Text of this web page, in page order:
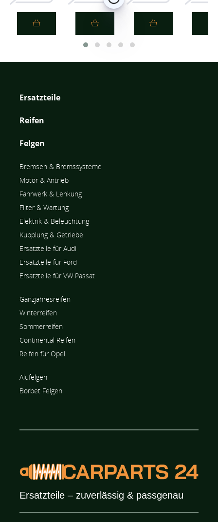
Bosch Kraftstofffilter F026402005Bosch Kraftstofffilter F026403766
Bosch KraftstofffilterBosch
Ersatzteile
Reifen
Felgen
Bremsen & Bremssysteme
Motor & Antrieb
Fahrwerk & Lenkung
Filter & Wartung
Elektrik & Beleuchtung
Kupplung & Getriebe
Ersatzteile für Audi
Ersatzteile für Ford
Ersatzteile für VW Passat
Ganzjahresreifen
Winterreifen
Sommerreifen
Continental Reifen
Reifen für Opel
Alufelgen
Borbet Felgen
Ersatzteile – zuverlässig & passgenau